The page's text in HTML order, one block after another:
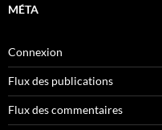
MÉTA
Connexion
Flux des publications
Flux des commentaires